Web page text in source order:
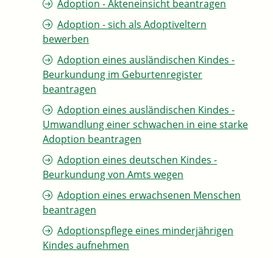
Adoption - Akteneinsicht beantragen
Adoption - sich als Adoptiveltern
bewerben
Adoption eines ausländischen Kindes -
Beurkundung im Geburtenregister
beantragen
Adoption eines ausländischen Kindes -
Umwandlung einer schwachen in eine starke
Adoption beantragen
Adoption eines deutschen Kindes -
Beurkundung von Amts wegen
Adoption eines erwachsenen Menschen
beantragen
Adoptionspflege eines minderjährigen
Kindes aufnehmen